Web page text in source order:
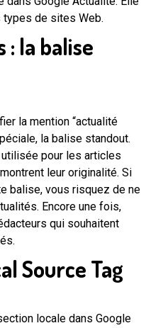
types de sites Web.
: la balise
la mention “actualité
la balise standout.
pour les articles
leur originalité. Si
balise, vous risquez de ne
Encore une fois,
qui souhaitent
Source Tag
locale dans Google